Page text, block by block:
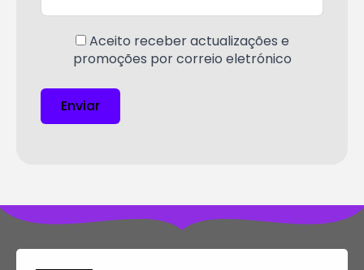
Aceito receber actualizações e
promoções por correio eletrónico
Enviar